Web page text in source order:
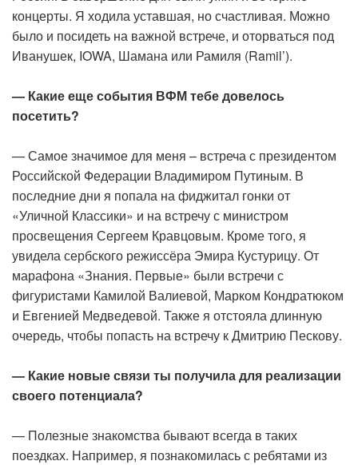
концерты. Я ходила уставшая, но счастливая. Можно
было и посидеть на важной встрече, и оторваться под
Иванушек, IOWA, Шамана или Рамиля (Ramil’).
— Какие еще события ВФМ тебе довелось
посетить?
— Самое значимое для меня – встреча с президентом
Российской Федерации Владимиром Путиным. В
последние дни я попала на фиджитал гонки от
«Уличной Классики» и на встречу с министром
просвещения Сергеем Кравцовым. Кроме того, я
увидела сербского режиссёра Эмира Кустурицу. От
марафона «Знания. Первые» были встречи с
фигуристами Камилой Валиевой, Марком Кондратюком
и Евгенией Медведевой. Также я отстояла длинную
очередь, чтобы попасть на встречу к Дмитрию Пескову.
— Какие новые связи ты получила для реализации
своего потенциала?
— Полезные знакомства бывают всегда в таких
поездках. Например, я познакомилась с ребятами из